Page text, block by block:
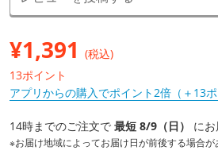
¥1,391 (税込)
13ポイント
アプリからの購入でポイント2倍（＋13ポ
14時までのご注文で 最短 8/9（日） に
※お届け地域によってお届け日が前後する場合が